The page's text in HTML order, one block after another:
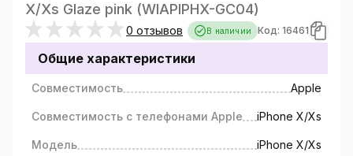
X/Xs Glaze pink (WIAPIPHX-GC04)
0 отзывов В наличии Код: 16461
Общие характеристики
Совместимость Apple
Совместимость с телефонами Apple iPhone X/Xs
Модель iPhone X/Xs